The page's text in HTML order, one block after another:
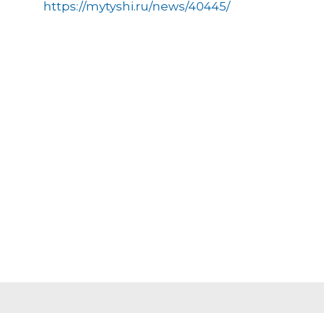
https://mytyshi.ru/news/40445/